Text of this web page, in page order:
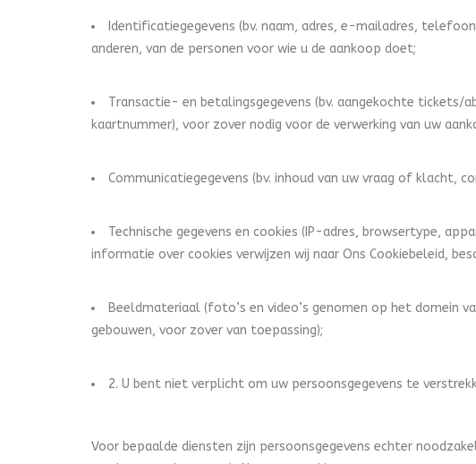
Identificatiegegevens (bv. naam, adres, e-mailadres,
anderen, van de personen voor wie u de aankoop doet;
Transactie- en betalingsgegevens (bv. aangekochte
kaartnummer), voor zover nodig voor de verwerking van uw
Communicatiegegevens (bv. inhoud van uw vraag of klacht,
Technische gegevens en cookies (IP-adres, browsertype,
informatie over cookies verwijzen wij naar Ons Cookiebeleid,
Beeldmateriaal (foto’s en video’s genomen op het domein
gebouwen, voor zover van toepassing);
2. U bent niet verplicht om uw persoonsgegevens te
Voor bepaalde diensten zijn persoonsgegevens echter